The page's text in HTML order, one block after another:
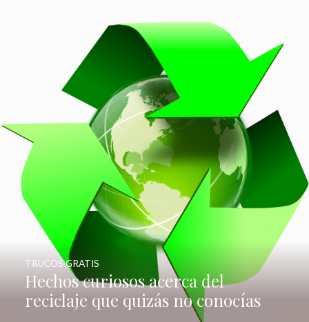
Hechos curiosos acerca del
reciclaje que quizás no conocías
TRUCOS GRATIS